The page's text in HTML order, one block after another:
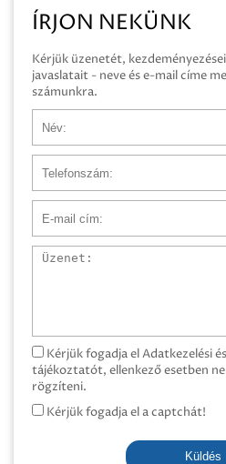
ÍRJON NEKÜNK
Kérjük üzenetét,
javaslatait - neve és e-mail címe
számunkra.
Üzenet
Kérjük fogadja el Adatkezelési
tájékoztatót, ellenkező esetben
rögzíteni.
Kérjük fogadja el a captchát!
Küldés